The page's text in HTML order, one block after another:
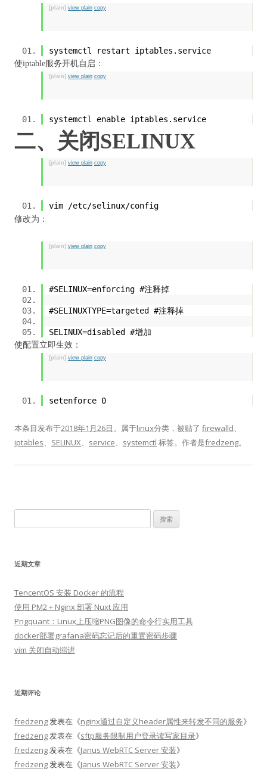
[plain] view plain copy
systemctl restart iptables.service
使iptable服务开机自启：
[plain] view plain copy
systemctl enable iptables.service
二、关闭SELINUX
[plain] view plain copy
vim /etc/selinux/config
修改为：
[plain] view plain copy
#SELINUX=enforcing #注释掉
#SELINUXTYPE=targeted #注释掉
SELINUX=disabled #增加
使配置立即生效：
[plain] view plain copy
setenforce 0
本条目发布于2018年1月26日。属于linux分类，被贴了 firewalld、
iptables、 SELINUX、 service、 systemctl 标签。 作者是fredzeng。
索：
近期文章
TencentOS 安装 Docker 的流程
使用 PM2 + Nginx 部署 Nuxt 应用
Pngquant：Linux上压缩PNG图像的命令行实用工具
docker部署grafana密码忘记后的重置密码步骤
vim 关闭自动缩进
近期评论
fredzeng发表在《nginx通过自定义header属性来转发不同的服务》
fredzeng发表在《sftp服务限制用户登录读写家目录》
fredzeng发表在《Janus WebRTC Server 安装》
fredzeng发表在《Janus WebRTC Server 安装》